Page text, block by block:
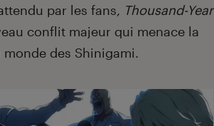
par les fans, Thousand-Year
conflit majeur qui menace la
des Shinigami.